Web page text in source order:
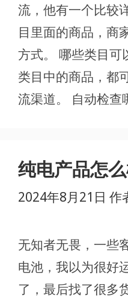
流，他有一个比较
目里面的商品，商
方式。 哪些类目可
类目中的商品，都
流渠道。 自动检查
纯电产品怎
2024年8月21日 作
无知者无畏，一些
电池，我以为很好
了，最后找了很多